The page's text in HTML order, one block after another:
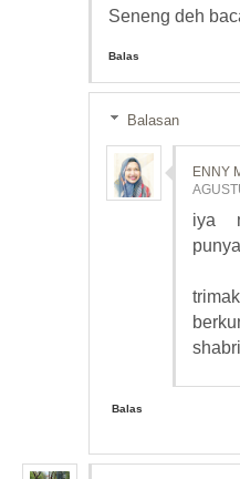
Seneng deh
Balas
Balasan
ENNY
iya
Balas